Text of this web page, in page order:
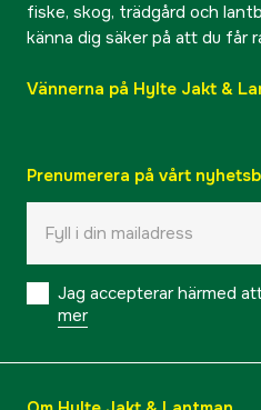
fiske, skog, trädgård och
känna dig säker på att du får
Vännerna på Hylte Jakt &
Prenumerera på vårt
Jag accepterar härmed
mer